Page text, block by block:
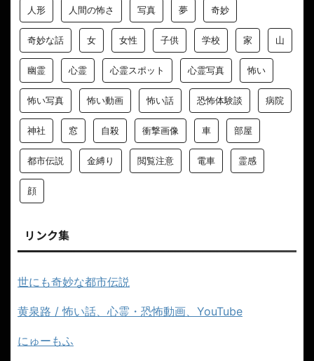
人形 人間の怖さ 写真 夢 奇妙
奇妙な話 女 女性 子供 学校 家 山
幽霊 心霊 心霊スポット 心霊写真 怖い
怖い写真 怖い動画 怖い話 恐怖体験談 病院
神社 窓 自殺 衝撃画像 車 部屋
都市伝説 金縛り 閲覧注意 電車 霊感
顔
リンク集
世にも奇妙な都市伝説
黄泉路 / 怖い話、心霊・恐怖動画、YouTube
にゅーもふ